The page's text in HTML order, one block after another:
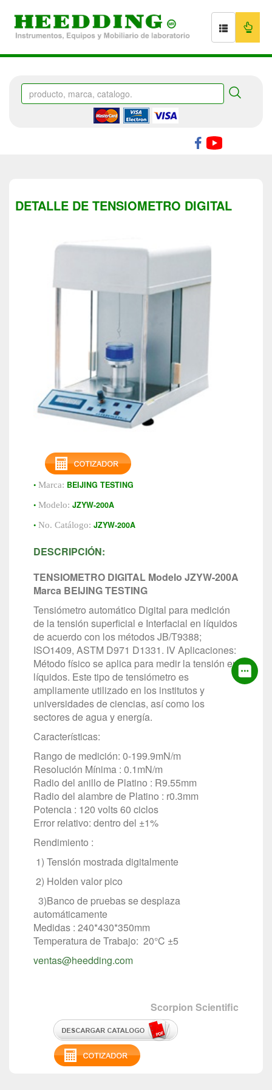
DETALLE DE TENSIOMETRO DIGITAL
• Marca: BEIJING TESTING
• Modelo: JZYW-200A
• No. Catálogo: JZYW-200A
DESCRIPCIÓN:
TENSIOMETRO DIGITAL Modelo JZYW-200A
Marca BEIJING TESTING
Tensiómetro automático Digital para medición
de la tensión superficial e Interfacial en líquidos
de acuerdo con los métodos JB/T9388;
ISO1409, ASTM D971 D1331. IV Aplicaciones:
Método físico se aplica para medir la tensión en
líquidos. Este tipo de tensiómetro es
ampliamente utilizado en los institutos y
universidades de ciencias, así como los
sectores de agua y energía.
Características:
Rango de medición: 0-199.9mN/m
Resolución Mínima : 0.1mN/m
Radio del anillo de Platino : R9.55mm
Radio del alambre de Platino : r0.3mm
Potencia : 120 volts 60 ciclos
Error relativo: dentro del ±1%
Rendimiento :
1) Tensión mostrada digitalmente
2) Holden valor pico
3)Banco de pruebas se desplaza
automáticamente
Medidas : 240*430*350mm
Temperatura de Trabajo: 20°C ±5
ventas@heedding.com
Scorpion Scientific